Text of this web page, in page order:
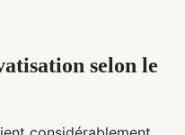
selon le